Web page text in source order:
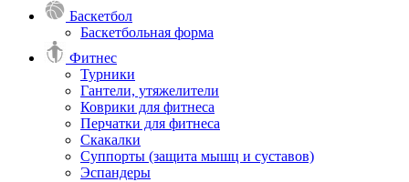
Баскетбол
Баскетбольная форма
Фитнес
Турники
Гантели, утяжелители
Коврики для фитнеса
Перчатки для фитнеса
Скакалки
Суппорты (защита мышц и суставов)
Эспандеры